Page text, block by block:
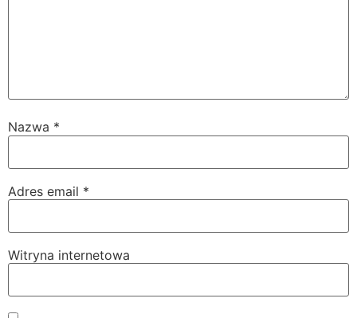
Nazwa *
Adres email *
Witryna internetowa